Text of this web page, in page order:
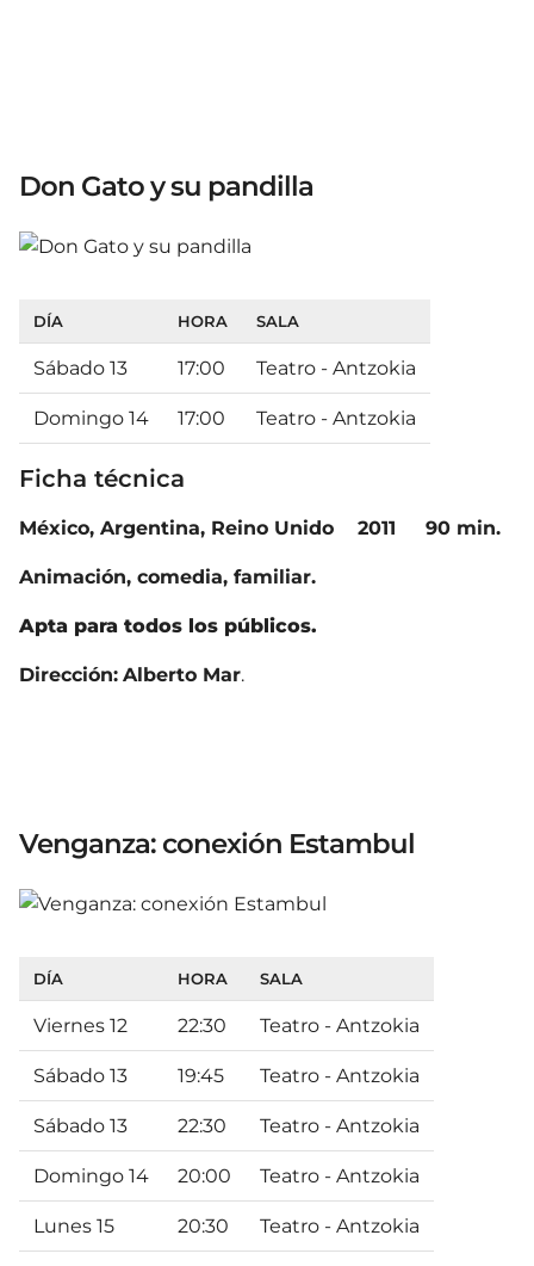
Don Gato y su pandilla
DÍA HORA SALA
Sábado 13 17:00 Teatro - Antzokia
Domingo 14 17:00 Teatro - Antzokia
Ficha técnica
México, Argentina, Reino Unido 2011 90 min.
Animación, comedia, familiar.
Apta para todos los públicos.
Dirección: Alberto Mar.
Venganza: conexión Estambul
DÍA HORA SALA
Viernes 12 22:30 Teatro - Antzokia
Sábado 13 19:45 Teatro - Antzokia
Sábado 13 22:30 Teatro - Antzokia
Domingo 14 20:00 Teatro - Antzokia
Lunes 15 20:30 Teatro - Antzokia